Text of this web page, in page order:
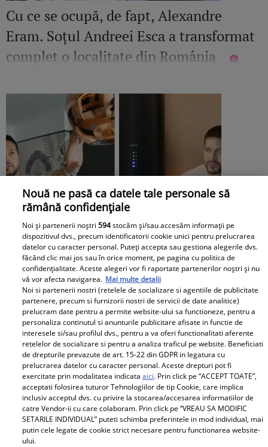
Cu ce se ocupă, de fapt, Alexandre
Eram. Soțul Andreei Esca a transformat
complet o localitate din România
Apartamentul de la mare al lui Jorge a
fost devastat. Cum au lăsat turiștii
locuința: „Unii oameni nu au educație,
bun simț și respect față de nimic”
Nouă ne pasă ca datele tale personale să
rămână confidențiale
Noi și partenerii noștri594stocăm și/sau accesăm informații pe
dispozitivul dvs., precum identificatorii cookie unici pentru prelucrarea
datelor cu caracter personal. Puteți accepta sau gestiona alegerile dvs.
făcând clic mai jos sau în orice moment, pe pagina cu politica de
confidențialitate. Aceste alegeri vor fi raportate partenerilor noștri și nu
vă vor afecta navigarea. Mai multe detalii
Noi si partenerii nostri (retelele de socializare si agentiile de publicitate
partenere, precum si furnizorii nostri de servicii de date analitice)
prelucram date pentru a permite website-ului sa functioneze, pentru a
personaliza continutul si anunturile publicitare afisate in functie de
interesele si/sau profilul dvs., pentru a va oferi functionalitati aferente
retelelor de socializare si pentru a analiza traficul pe website. Beneficiati
de drepturile prevazute de art. 15-22 din GDPR in legatura cu
prelucrarea datelor cu caracter personal. Aceste drepturi pot fi
exercitate prin modalitatea indicataaici. Prin click pe “ACCEPT TOATE”,
acceptati folosirea tuturor Tehnologiilor de tip Cookie, care implica
inclusiv acceptul dvs. cu privire la stocarea/accesarea informatiilor de
catre Vendor-ii cu care colaboram. Prin click pe “VREAU SA MODIFIC
SETARILE INDIVIDUAL” puteti schimba preferintele in mod individual, mai
putin cele legate de cookie strict necesare pentru functionarea website-
ului.